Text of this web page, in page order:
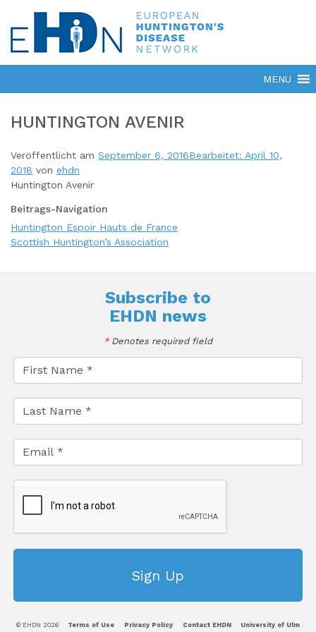
HUNTINGTON AVENIR
Veröffentlicht am September 6, 2016Bearbeitet: April 10,
2018 von ehdn
Huntington Avenir
Beitrags-Navigation
Huntington Espoir Hauts de France
Scottish Huntington’s Association
Subscribe to
EHDN news
*Denotes required field
© EHDN 2026 Terms of Use Privacy Policy Contact EHDN University of Ulm